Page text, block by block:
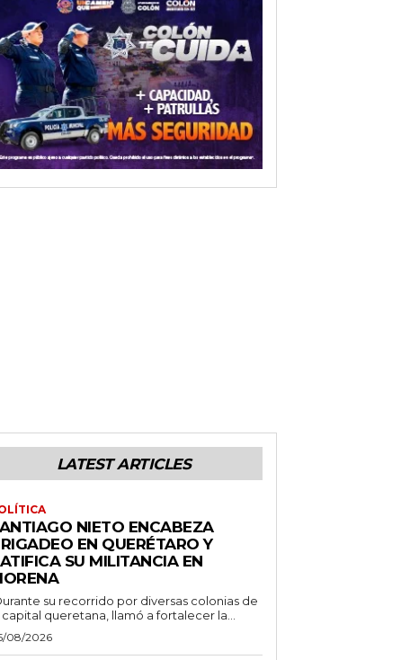
LATEST ARTICLES
NIETO ENCABEZA
EN QUERÉTARO Y
SU MILITANCIA EN
su recorrido por diversas colonias de
capital queretana, llamó a fortalecer la...
08/2026